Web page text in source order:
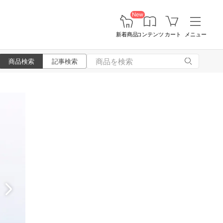
New
新着商品コンテンツ カート メニュー
商品検索 記事検索